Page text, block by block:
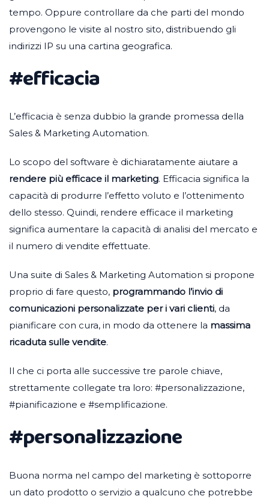
tempo. Oppure controllare da che parti del mondo
provengono le visite al nostro sito, distribuendo gli
indirizzi IP su una cartina geografica.
#efficacia
L’efficacia è senza dubbio la grande promessa della
Sales & Marketing Automation.
Lo scopo del software è dichiaratamente aiutare a
rendere più efficace il marketing. Efficacia significa la
capacità di produrre l’effetto voluto e l’ottenimento
dello stesso. Quindi, rendere efficace il marketing
significa aumentare la capacità di analisi del mercato e
il numero di vendite effettuate.
Una suite di Sales & Marketing Automation si propone
proprio di fare questo, programmando l’invio di
comunicazioni personalizzate per i vari clienti, da
pianificare con cura, in modo da ottenere la massima
ricaduta sulle vendite.
Il che ci porta alle successive tre parole chiave,
strettamente collegate tra loro: #personalizzazione,
#pianificazione e #semplificazione.
#personalizzazione
Buona norma nel campo del marketing è sottoporre
un dato prodotto o servizio a qualcuno che potrebbe